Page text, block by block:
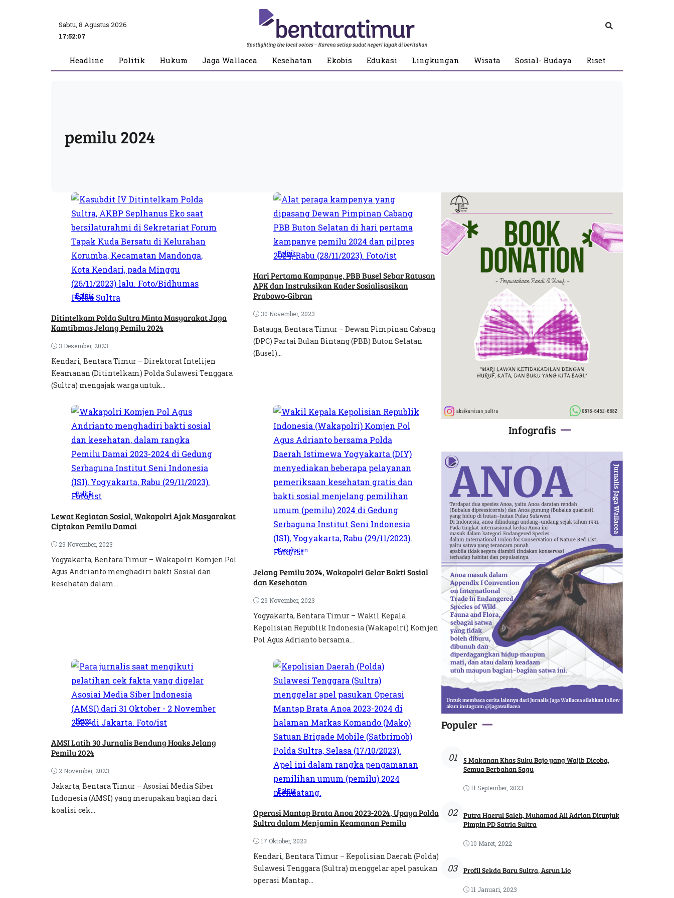
Sabtu, 8 Agustus 2026
17:52:08
Headline Politik Hukum Jaga Wallacea Kesehatan Ekobis Edukasi Lingkungan Wisata Sosial- Budaya Riset
pemilu 2024
Politik
Ditintelkam Polda Sultra Minta Masyarakat Jaga
Kamtibmas Jelang Pemilu 2024
3 Desember, 2023
Kendari, Bentara Timur – Direktorat Intelijen
Keamanan (Ditintelkam) Polda Sulawesi Tenggara
(Sultra) mengajak warga untuk...
Politik
Hari Pertama Kampanye, PBB Busel Sebar Ratusan
APK dan Instruksikan Kader Sosialisasikan
Prabowo-Gibran
30 November, 2023
Batauga, Bentara Timur – Dewan Pimpinan Cabang
(DPC) Partai Bulan Bintang (PBB) Buton Selatan
(Busel)...
Politik
Lewat Kegiatan Sosial, Wakapolri Ajak Masyarakat
Ciptakan Pemilu Damai
29 November, 2023
Yogyakarta, Bentara Timur – Wakapolri Komjen Pol
Agus Andrianto menghadiri bakti Sosial dan
kesehatan dalam...
Kesehatan
Jelang Pemilu 2024, Wakapolri Gelar Bakti Sosial
dan Kesehatan
29 November, 2023
Yogyakarta, Bentara Timur – Wakil Kepala
Kepolisian Republik Indonesia (Wakapolri) Komjen
Pol Agus Adrianto bersama...
News
AMSI Latih 30 Jurnalis Bendung Hoaks Jelang
Pemilu 2024
2 November, 2023
Jakarta, Bentara Timur – Asosiai Media Siber
Indonesia (AMSI) yang merupakan bagian dari
koalisi cek...
Politik
Operasi Mantap Brata Anoa 2023-2024, Upaya Polda
Sultra dalam Menjamin Keamanan Pemilu
17 Oktober, 2023
Kendari, Bentara Timur – Kepolisian Daerah (Polda)
Sulawesi Tenggara (Sultra) menggelar apel pasukan
operasi Mantap...
Infografis
Populer
01
5 Makanan Khas Suku Bajo yang Wajib Dicoba,
Semua Berbahan Sagu
11 September, 2023
02
Putra Haerul Saleh, Muhamad Ali Adrian Ditunjuk
Pimpin PD Satria Sultra
10 Maret, 2022
03 Profil Sekda Baru Sultra, Asrun Lio
11 Januari, 2023